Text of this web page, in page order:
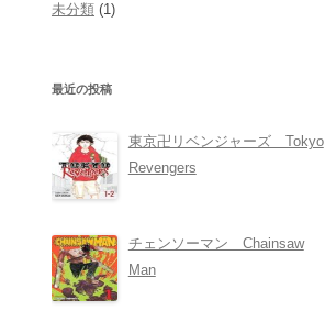
未分類 (1)
最近の投稿
東京卍リベンジャーズ Tokyo
Revengers
チェンソーマン Chainsaw
Man